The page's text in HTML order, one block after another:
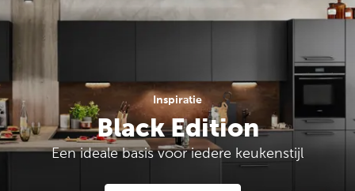
Inspiratie
Black Edition
Een ideale basis voor iedere keukenstijl